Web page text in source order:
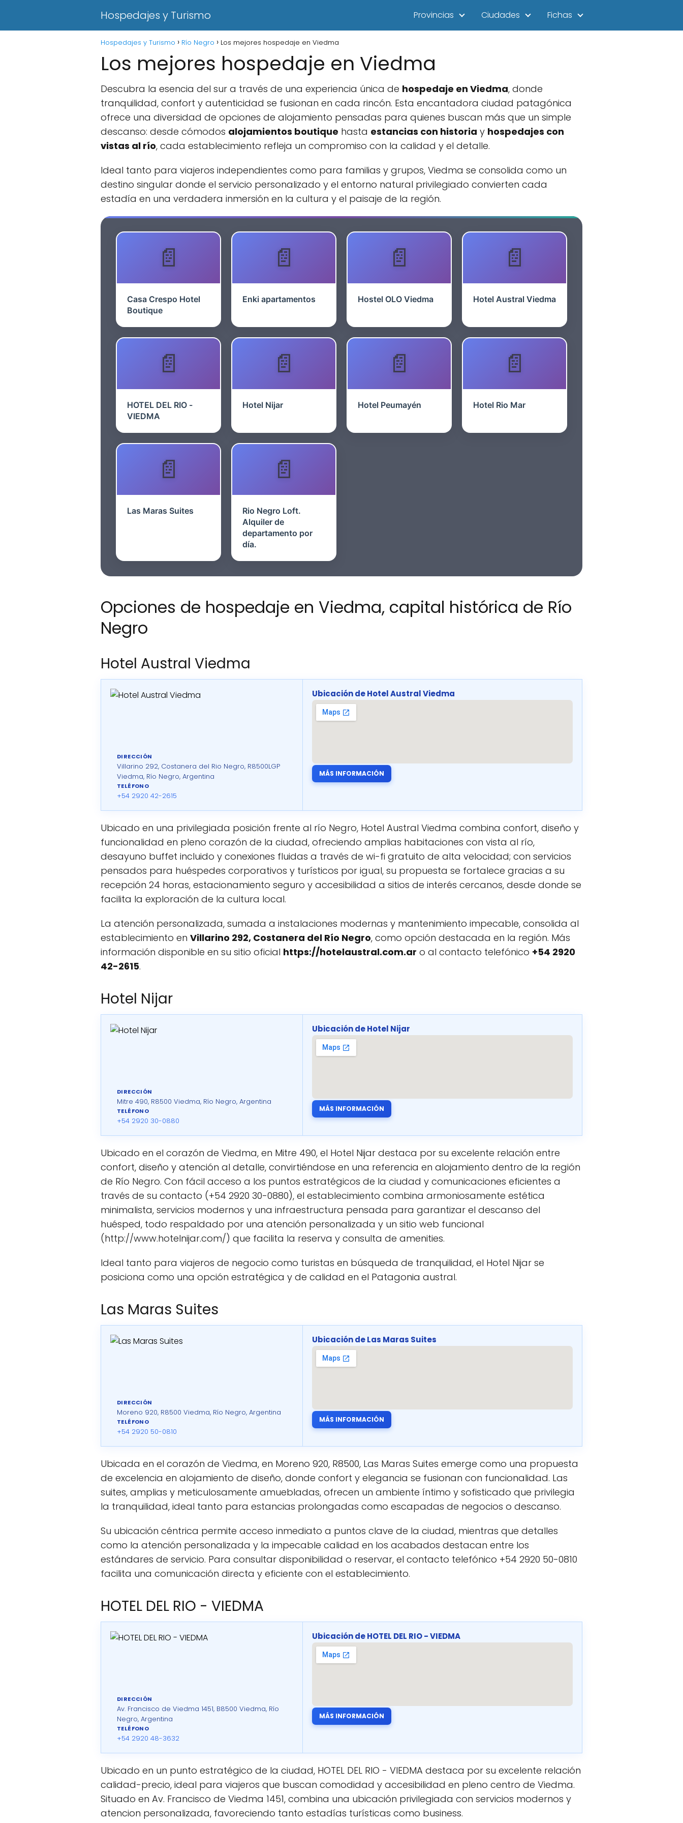
Hospedajes y Turismo Provincias Ciudades Fichas
Hospedajes y Turismo Río Negro Los mejores hospedaje en Viedma
Los mejores hospedaje en Viedma
Descubra la esencia del sur a través de una experiencia única de hospedaje en Viedma, donde
tranquilidad, confort y autenticidad se fusionan en cada rincón. Esta encantadora ciudad patagónica
ofrece una diversidad de opciones de alojamiento pensadas para quienes buscan más que un simple
descanso: desde cómodos alojamientos boutique hasta estancias con historia y hospedajes con
vistas al río, cada establecimiento refleja un compromiso con la calidad y el detalle.
Ideal tanto para viajeros independientes como para familias y grupos, Viedma se consolida como un
destino singular donde el servicio personalizado y el entorno natural privilegiado convierten cada
estadía en una verdadera inmersión en la cultura y el paisaje de la región.
Casa Crespo Hotel
Boutique
Enki apartamentos Hostel OLO Viedma Hotel Austral Viedma
HOTEL DEL RIO -
VIEDMA
Hotel Nijar Hotel Peumayén Hotel Rio Mar
Las Maras Suites
Rio Negro Loft.
Alquiler de
departamento por
día.
Opciones de hospedaje en Viedma, capital histórica de Río
Negro
Hotel Austral Viedma
DIRECCIÓN
Villarino 292, Costanera del Rio Negro, R8500LGP
Viedma, Río Negro, Argentina
TELÉFONO
+54 2920 42-2615
Ubicación de Hotel Austral Viedma
MÁS INFORMACIÓN
Ubicado en una privilegiada posición frente al río Negro, Hotel Austral Viedma combina confort, diseño y
funcionalidad en pleno corazón de la ciudad, ofreciendo amplias habitaciones con vista al río,
desayuno buffet incluido y conexiones fluidas a través de wi-fi gratuito de alta velocidad; con servicios
pensados para huéspedes corporativos y turísticos por igual, su propuesta se fortalece gracias a su
recepción 24 horas, estacionamiento seguro y accesibilidad a sitios de interés cercanos, desde donde se
facilita la exploración de la cultura local.
La atención personalizada, sumada a instalaciones modernas y mantenimiento impecable, consolida al
establecimiento en Villarino 292, Costanera del Río Negro, como opción destacada en la región. Más
información disponible en su sitio oficial https://hotelaustral.com.ar o al contacto telefónico +54 2920
42-2615.
Hotel Nijar
DIRECCIÓN
Mitre 490, R8500 Viedma, Río Negro, Argentina
TELÉFONO
+54 2920 30-0880
Ubicación de Hotel Nijar
MÁS INFORMACIÓN
Ubicado en el corazón de Viedma, en Mitre 490, el Hotel Nijar destaca por su excelente relación entre
confort, diseño y atención al detalle, convirtiéndose en una referencia en alojamiento dentro de la región
de Río Negro. Con fácil acceso a los puntos estratégicos de la ciudad y comunicaciones eficientes a
través de su contacto (+54 2920 30-0880), el establecimiento combina armoniosamente estética
minimalista, servicios modernos y una infraestructura pensada para garantizar el descanso del
huésped, todo respaldado por una atención personalizada y un sitio web funcional
(http://www.hotelnijar.com/) que facilita la reserva y consulta de amenities.
Ideal tanto para viajeros de negocio como turistas en búsqueda de tranquilidad, el Hotel Nijar se
posiciona como una opción estratégica y de calidad en el Patagonia austral.
Las Maras Suites
DIRECCIÓN
Moreno 920, R8500 Viedma, Río Negro, Argentina
TELÉFONO
+54 2920 50-0810
Ubicación de Las Maras Suites
MÁS INFORMACIÓN
Ubicada en el corazón de Viedma, en Moreno 920, R8500, Las Maras Suites emerge como una propuesta
de excelencia en alojamiento de diseño, donde confort y elegancia se fusionan con funcionalidad. Las
suites, amplias y meticulosamente amuebladas, ofrecen un ambiente íntimo y sofisticado que privilegia
la tranquilidad, ideal tanto para estancias prolongadas como escapadas de negocios o descanso.
Su ubicación céntrica permite acceso inmediato a puntos clave de la ciudad, mientras que detalles
como la atención personalizada y la impecable calidad en los acabados destacan entre los
estándares de servicio. Para consultar disponibilidad o reservar, el contacto telefónico +54 2920 50-0810
facilita una comunicación directa y eficiente con el establecimiento.
HOTEL DEL RIO - VIEDMA
DIRECCIÓN
Av. Francisco de Viedma 1451, B8500 Viedma, Río
Negro, Argentina
TELÉFONO
+54 2920 48-3632
Ubicación de HOTEL DEL RIO - VIEDMA
MÁS INFORMACIÓN
Ubicado en un punto estratégico de la ciudad, HOTEL DEL RIO - VIEDMA destaca por su excelente relación
calidad-precio, ideal para viajeros que buscan comodidad y accesibilidad en pleno centro de Viedma.
Situado en Av. Francisco de Viedma 1451, combina una ubicación privilegiada con servicios modernos y
atencion personalizada, favoreciendo tanto estadías turísticas como business.